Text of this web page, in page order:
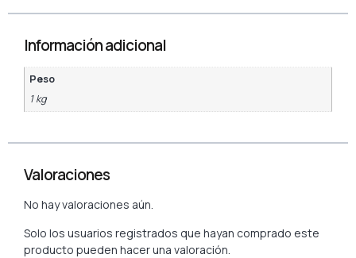
Información adicional
Peso
1 kg
Valoraciones
No hay valoraciones aún.
Solo los usuarios registrados que hayan comprado este
producto pueden hacer una valoración.